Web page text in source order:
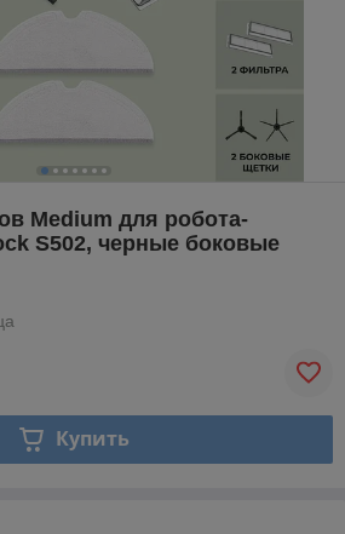
Medium для робота-
S502, черные боковые
Купить